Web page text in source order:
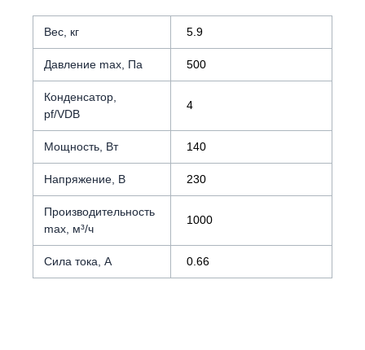
Вес, кг 5.9
Давление max, Па 500
Конденсатор,
pf/VDB
4
Мощность, Вт 140
Напряжение, В 230
Производительность
max, м³/ч
1000
Сила тока, А 0.66